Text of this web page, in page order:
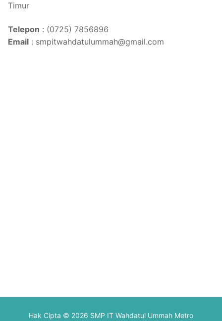
Timur
Telepon : (0725) 7856896
Email : smpitwahdatulummah@gmail.com
Hak Cipta © 2026 SMP IT Wahdatul Ummah Metro